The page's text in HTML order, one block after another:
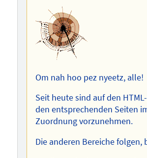
Om nah hoo pez nyeetz, alle!
Seit heute sind auf den
den entsprechenden Seiten
Zuordnung vorzunehmen.
Die anderen Bereiche folgen,